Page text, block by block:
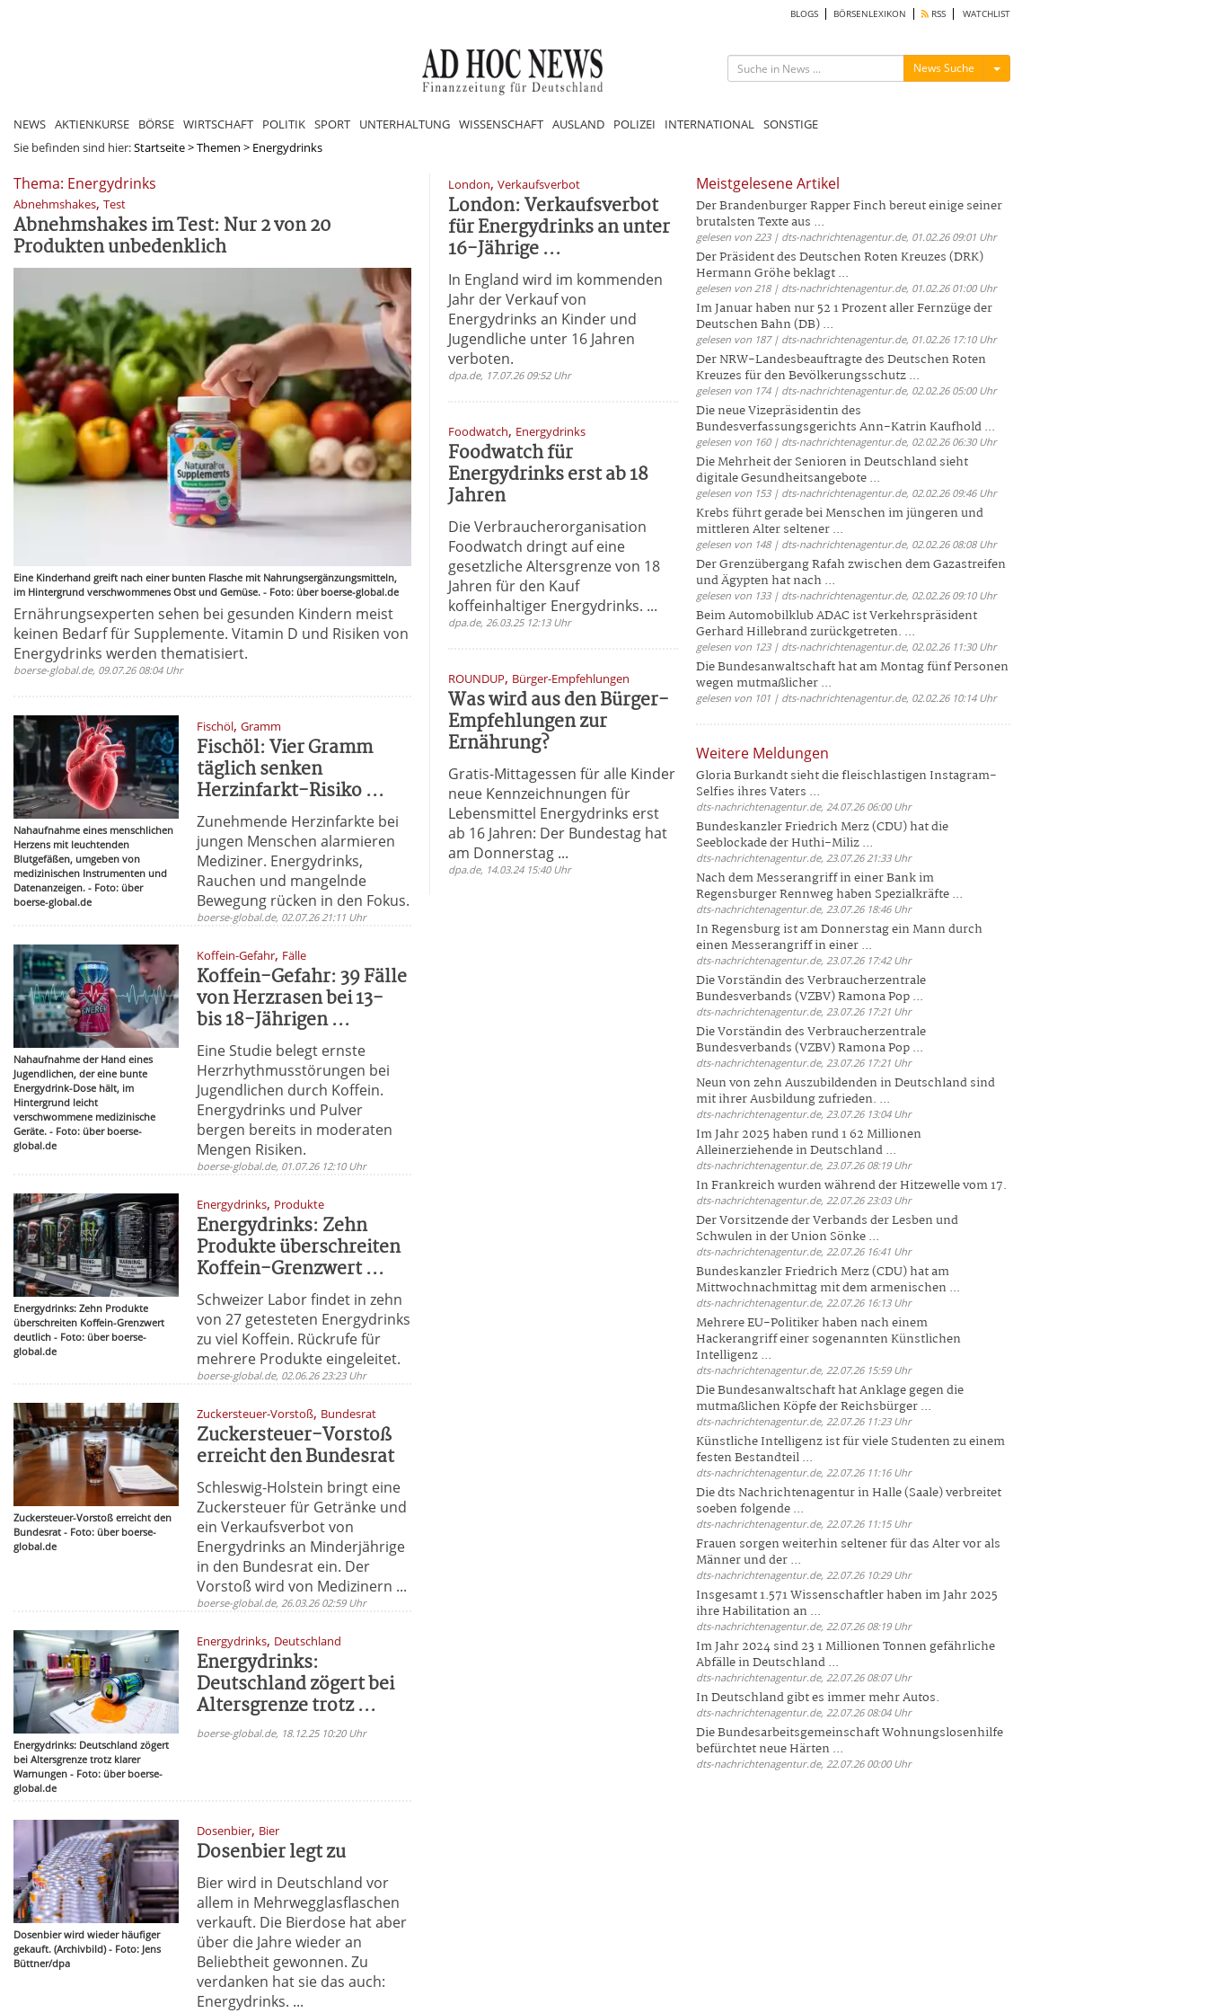
BLOGS BÖRSENLEXIKON RSS WATCHLIST
News Suche Menü ein-/ausblenden
NEWS AKTIENKURSE BÖRSE WIRTSCHAFT POLITIK SPORT UNTERHALTUNG WISSENSCHAFT AUSLAND POLIZEI INTERNATIONAL SONSTIGE
Sie befinden sind hier:Startseite>Themen > Energydrinks
Thema: Energydrinks
Abnehmshakes, Test
Abnehmshakes im Test: Nur 2 von 20
Produkten unbedenklich
Eine Kinderhand greift nach einer bunten Flasche mit Nahrungsergänzungsmitteln,
im Hintergrund verschwommenes Obst und Gemüse. - Foto: über boerse-global.de
Ernährungsexperten sehen bei gesunden Kindern meist
keinen Bedarf für Supplemente. Vitamin D und Risiken von
Energydrinks werden thematisiert.
boerse-global.de, 09.07.26 08:04 Uhr
Nahaufnahme eines menschlichen
Herzens mit leuchtenden
Blutgefäßen, umgeben von
medizinischen Instrumenten und
Datenanzeigen. - Foto: über
boerse-global.de
Fischöl,Gramm
Fischöl: Vier Gramm
täglich senken
Herzinfarkt-Risiko ...
Zunehmende Herzinfarkte bei
jungen Menschen alarmieren
Mediziner. Energydrinks,
Rauchen und mangelnde
Bewegung rücken in den Fokus.
boerse-global.de, 02.07.26 21:11 Uhr
Nahaufnahme der Hand eines
Jugendlichen, der eine bunte
Energydrink-Dose hält, im
Hintergrund leicht
verschwommene medizinische
Geräte. - Foto: über boerse-
global.de
Koffein-Gefahr, Fälle
Koffein-Gefahr: 39 Fälle
von Herzrasen bei 13-
bis 18-Jährigen ...
Eine Studie belegt ernste
Herzrhythmusstörungen bei
Jugendlichen durch Koffein.
Energydrinks und Pulver
bergen bereits in moderaten
Mengen Risiken.
boerse-global.de, 01.07.26 12:10 Uhr
Energydrinks: Zehn Produkte
überschreiten Koffein-Grenzwert
deutlich - Foto: über boerse-
global.de
Energydrinks, Produkte
Energydrinks: Zehn
Produkte überschreiten
Koffein-Grenzwert ...
Schweizer Labor findet in zehn
von 27 getesteten Energydrinks
zu viel Koffein. Rückrufe für
mehrere Produkte eingeleitet.
boerse-global.de, 02.06.26 23:23 Uhr
Zuckersteuer-Vorstoß erreicht den
Bundesrat - Foto: über boerse-
global.de
Zuckersteuer-Vorstoß, Bundesrat
Zuckersteuer-Vorstoß
erreicht den Bundesrat
Schleswig-Holstein bringt eine
Zuckersteuer für Getränke und
ein Verkaufsverbot von
Energydrinks an Minderjährige
in den Bundesrat ein. Der
Vorstoß wird von Medizinern ...
boerse-global.de, 26.03.26 02:59 Uhr
Energydrinks: Deutschland zögert
bei Altersgrenze trotz klarer
Warnungen - Foto: über boerse-
global.de
Energydrinks, Deutschland
Energydrinks:
Deutschland zögert bei
Altersgrenze trotz ...
boerse-global.de, 18.12.25 10:20 Uhr
Dosenbier wird wieder häufiger
gekauft. (Archivbild) - Foto: Jens
Büttner/dpa
Dosenbier, Bier
Dosenbier legt zu
Bier wird in Deutschland vor
allem in Mehrwegglasflaschen
verkauft. Die Bierdose hat aber
über die Jahre wieder an
Beliebtheit gewonnen. Zu
verdanken hat sie das auch:
Energydrinks. ...
London, Verkaufsverbot
London: Verkaufsverbot
für Energydrinks an unter
16-Jährige ...
In England wird im kommenden
Jahr der Verkauf von
Energydrinks an Kinder und
Jugendliche unter 16 Jahren
verboten.
dpa.de, 17.07.26 09:52 Uhr
Foodwatch, Energydrinks
Foodwatch für
Energydrinks erst ab 18
Jahren
Die Verbraucherorganisation
Foodwatch dringt auf eine
gesetzliche Altersgrenze von 18
Jahren für den Kauf
koffeinhaltiger Energydrinks. ...
dpa.de, 26.03.25 12:13 Uhr
ROUNDUP, Bürger-Empfehlungen
Was wird aus den Bürger-
Empfehlungen zur
Ernährung?
Gratis-Mittagessen für alle Kinder
neue Kennzeichnungen für
Lebensmittel Energydrinks erst
ab 16 Jahren: Der Bundestag hat
am Donnerstag ...
dpa.de, 14.03.24 15:40 Uhr
Meistgelesene Artikel
Der Brandenburger Rapper Finch bereut einige seiner
brutalsten Texte aus ...
gelesen von 223 | dts-nachrichtenagentur.de, 01.02.26 09:01 Uhr
Der Präsident des Deutschen Roten Kreuzes (DRK)
Hermann Gröhe beklagt ...
gelesen von 218 | dts-nachrichtenagentur.de, 01.02.26 01:00 Uhr
Im Januar haben nur 52 1 Prozent aller Fernzüge der
Deutschen Bahn (DB) ...
gelesen von 187 | dts-nachrichtenagentur.de, 01.02.26 17:10 Uhr
Der NRW-Landesbeauftragte des Deutschen Roten
Kreuzes für den Bevölkerungsschutz ...
gelesen von 174 | dts-nachrichtenagentur.de, 02.02.26 05:00 Uhr
Die neue Vizepräsidentin des
Bundesverfassungsgerichts Ann-Katrin Kaufhold ...
gelesen von 160 | dts-nachrichtenagentur.de, 02.02.26 06:30 Uhr
Die Mehrheit der Senioren in Deutschland sieht
digitale Gesundheitsangebote ...
gelesen von 153 | dts-nachrichtenagentur.de, 02.02.26 09:46 Uhr
Krebs führt gerade bei Menschen im jüngeren und
mittleren Alter seltener ...
gelesen von 148 | dts-nachrichtenagentur.de, 02.02.26 08:08 Uhr
Der Grenzübergang Rafah zwischen dem Gazastreifen
und Ägypten hat nach ...
gelesen von 133 | dts-nachrichtenagentur.de, 02.02.26 09:10 Uhr
Beim Automobilklub ADAC ist Verkehrspräsident
Gerhard Hillebrand zurückgetreten. ...
gelesen von 123 | dts-nachrichtenagentur.de, 02.02.26 11:30 Uhr
Die Bundesanwaltschaft hat am Montag fünf Personen
wegen mutmaßlicher ...
gelesen von 101 | dts-nachrichtenagentur.de, 02.02.26 10:14 Uhr
Weitere Meldungen
Gloria Burkandt sieht die fleischlastigen Instagram-
Selfies ihres Vaters ...
dts-nachrichtenagentur.de, 24.07.26 06:00 Uhr
Bundeskanzler Friedrich Merz (CDU) hat die
Seeblockade der Huthi-Miliz ...
dts-nachrichtenagentur.de, 23.07.26 21:33 Uhr
Nach dem Messerangriff in einer Bank im
Regensburger Rennweg haben Spezialkräfte ...
dts-nachrichtenagentur.de, 23.07.26 18:46 Uhr
In Regensburg ist am Donnerstag ein Mann durch
einen Messerangriff in einer ...
dts-nachrichtenagentur.de, 23.07.26 17:42 Uhr
Die Vorständin des Verbraucherzentrale
Bundesverbands (VZBV) Ramona Pop ...
dts-nachrichtenagentur.de, 23.07.26 17:21 Uhr
Die Vorständin des Verbraucherzentrale
Bundesverbands (VZBV) Ramona Pop ...
dts-nachrichtenagentur.de, 23.07.26 17:21 Uhr
Neun von zehn Auszubildenden in Deutschland sind
mit ihrer Ausbildung zufrieden. ...
dts-nachrichtenagentur.de, 23.07.26 13:04 Uhr
Im Jahr 2025 haben rund 1 62 Millionen
Alleinerziehende in Deutschland ...
dts-nachrichtenagentur.de, 23.07.26 08:19 Uhr
In Frankreich wurden während der Hitzewelle vom 17.
dts-nachrichtenagentur.de, 22.07.26 23:03 Uhr
Der Vorsitzende der Verbands der Lesben und
Schwulen in der Union Sönke ...
dts-nachrichtenagentur.de, 22.07.26 16:41 Uhr
Bundeskanzler Friedrich Merz (CDU) hat am
Mittwochnachmittag mit dem armenischen ...
dts-nachrichtenagentur.de, 22.07.26 16:13 Uhr
Mehrere EU-Politiker haben nach einem
Hackerangriff einer sogenannten Künstlichen
Intelligenz ...
dts-nachrichtenagentur.de, 22.07.26 15:59 Uhr
Die Bundesanwaltschaft hat Anklage gegen die
mutmaßlichen Köpfe der Reichsbürger ...
dts-nachrichtenagentur.de, 22.07.26 11:23 Uhr
Künstliche Intelligenz ist für viele Studenten zu einem
festen Bestandteil ...
dts-nachrichtenagentur.de, 22.07.26 11:16 Uhr
Die dts Nachrichtenagentur in Halle (Saale) verbreitet
soeben folgende ...
dts-nachrichtenagentur.de, 22.07.26 11:15 Uhr
Frauen sorgen weiterhin seltener für das Alter vor als
Männer und der ...
dts-nachrichtenagentur.de, 22.07.26 10:29 Uhr
Insgesamt 1.571 Wissenschaftler haben im Jahr 2025
ihre Habilitation an ...
dts-nachrichtenagentur.de, 22.07.26 08:19 Uhr
Im Jahr 2024 sind 23 1 Millionen Tonnen gefährliche
Abfälle in Deutschland ...
dts-nachrichtenagentur.de, 22.07.26 08:07 Uhr
In Deutschland gibt es immer mehr Autos.
dts-nachrichtenagentur.de, 22.07.26 08:04 Uhr
Die Bundesarbeitsgemeinschaft Wohnungslosenhilfe
befürchtet neue Härten ...
dts-nachrichtenagentur.de, 22.07.26 00:00 Uhr